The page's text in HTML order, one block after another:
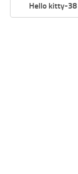
Hello kitty-38